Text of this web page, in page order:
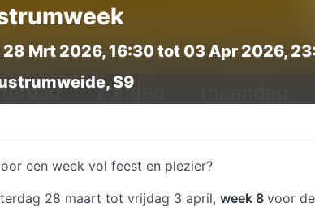
28 Mrt 2026, 16:30 tot 03 Apr 2026,
S9
een week vol feest en plezier?
28 maart tot vrijdag 3 april,week 8voor